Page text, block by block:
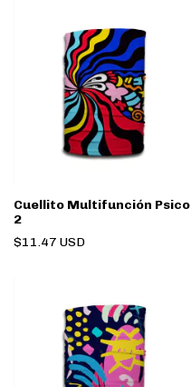
Cuellito Multifunción Psico
2
$11.47 USD